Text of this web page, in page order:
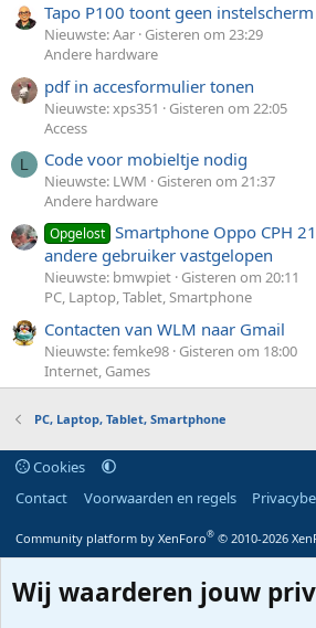
Tapo P100 toont geen instelscherm
Nieuwste: Aar Gisteren om 23:29
Andere hardware
pdf in accesformulier tonen
Nieuwste: xps351
Gisteren om 22:05
Access
L Code voor mobieltje nodig
Nieuwste: LWM
Gisteren om 21:37
Andere hardware
Opgelost Smartphone Oppo CPH
andere gebruiker vastgelopen
Nieuwste: bmwpiet Gisteren om 20:11
PC, Laptop, Tablet, Smartphone
Contacten van WLM naar Gmail
Nieuwste: femke98 Gisteren om 18:00
Internet, Games
PC, Laptop, Tablet, Smartphone
Cookies
Contact
Voorwaarden en regels
Community platform by XenForo® © 2010-2026
Wij waarderen jouw